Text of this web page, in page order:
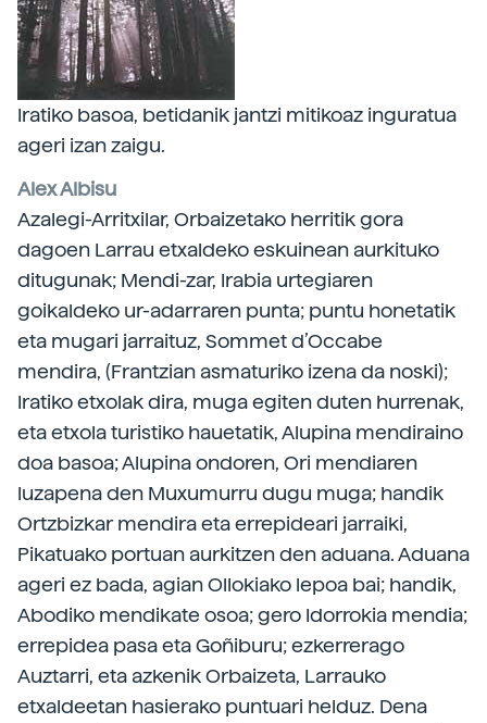
Iratiko basoa, betidanik jantzi mitikoaz inguratua
ageri izan zaigu.
Alex Albisu
Azalegi-Arritxilar, Orbaizetako herritik gora
dagoen Larrau etxaldeko eskuinean aurkituko
ditugunak; Mendi-zar, Irabia urtegiaren
goikaldeko ur-adarraren punta; puntu honetatik
eta mugari jarraituz, Sommet d’Occabe
mendira, (Frantzian asmaturiko izena da noski);
Iratiko etxolak dira, muga egiten duten hurrenak,
eta etxola turistiko hauetatik, Alupina mendiraino
doa basoa; Alupina ondoren, Ori mendiaren
luzapena den Muxumurru dugu muga; handik
Ortzbizkar mendira eta errepideari jarraiki,
Pikatuako portuan aurkitzen den aduana. Aduana
ageri ez bada, agian Ollokiako lepoa bai; handik,
Abodiko mendikate osoa; gero Idorrokia mendia;
errepidea pasa eta Goñiburu; ezkerrerago
Auztarri, eta azkenik Orbaizeta, Larrauko
etxaldeetan hasierako puntuari helduz. Dena